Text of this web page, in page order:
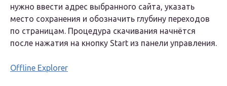
нужно ввести адрес выбранного сайта, указать
место сохранения и обозначить глубину переходов
по страницам. Процедура скачивания начнётся
после нажатия на кнопку Start из панели управления.
Offline Explorer